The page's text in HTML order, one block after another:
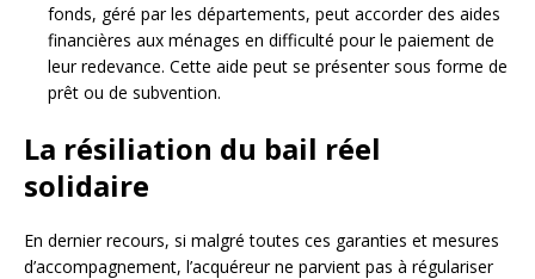
fonds, géré par les départements, peut accorder des aides
financières aux ménages en difficulté pour le paiement de
leur redevance. Cette aide peut se présenter sous forme de
prêt ou de subvention.
La résiliation du bail réel
solidaire
En dernier recours, si malgré toutes ces garanties et mesures
d’accompagnement, l’acquéreur ne parvient pas à régulariser